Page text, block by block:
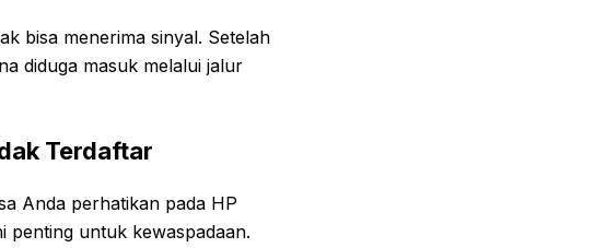
bisa menerima sinyal. Setelah
diduga masuk melalui jalur
Terdaftar
Anda perhatikan pada HP
penting untuk kewaspadaan.